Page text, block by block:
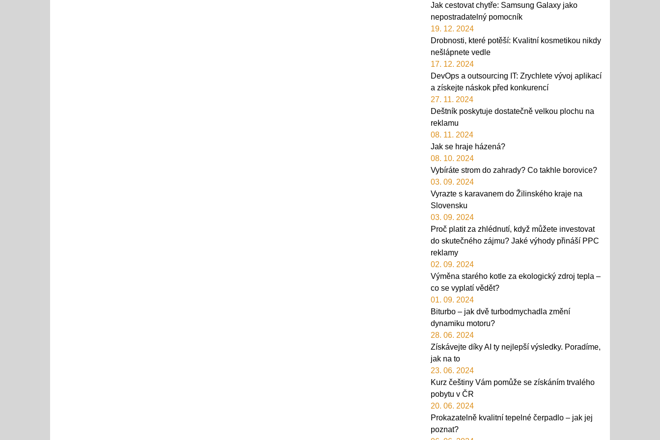
Jak cestovat chytře: Samsung Galaxy jako
nepostradatelný pomocník
19. 12. 2024
Drobnosti, které potěší: Kvalitní kosmetikou nikdy
nešlápnete vedle
17. 12. 2024
DevOps a outsourcing IT: Zrychlete vývoj aplikací
a získejte náskok před konkurencí
27. 11. 2024
Deštník poskytuje dostatečně velkou plochu na
reklamu
08. 11. 2024
Jak se hraje házená?
08. 10. 2024
Vybíráte strom do zahrady? Co takhle borovice?
03. 09. 2024
Vyrazte s karavanem do Žilinského kraje na
Slovensku
03. 09. 2024
Proč platit za zhlédnutí, když můžete investovat
do skutečného zájmu? Jaké výhody přináší PPC
reklamy
02. 09. 2024
Výměna starého kotle za ekologický zdroj tepla –
co se vyplatí vědět?
01. 09. 2024
Biturbo – jak dvě turbodmychadla změní
dynamiku motoru?
28. 06. 2024
Získávejte díky AI ty nejlepší výsledky. Poradíme,
jak na to
23. 06. 2024
Kurz češtiny Vám pomůže se získáním trvalého
pobytu v ČR
20. 06. 2024
Prokazatelně kvalitní tepelné čerpadlo – jak jej
poznat?